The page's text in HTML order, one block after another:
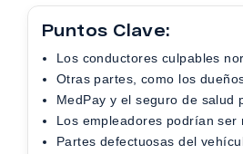
Puntos Clave:
Los conductores culpables
Otras partes, como los
MedPay y el seguro de
Los empleadores podrían
Partes defectuosas del